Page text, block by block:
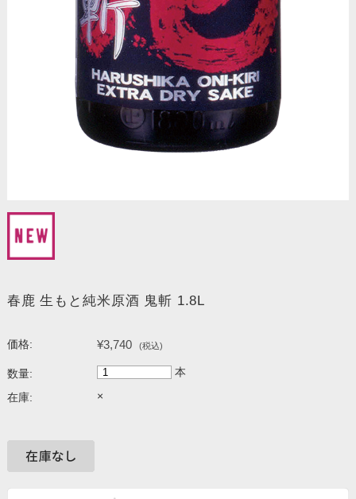
春鹿 生もと純米原酒 鬼斬 1.8L
価格: ¥3,740 (税込)
数量: 本
在庫: ×